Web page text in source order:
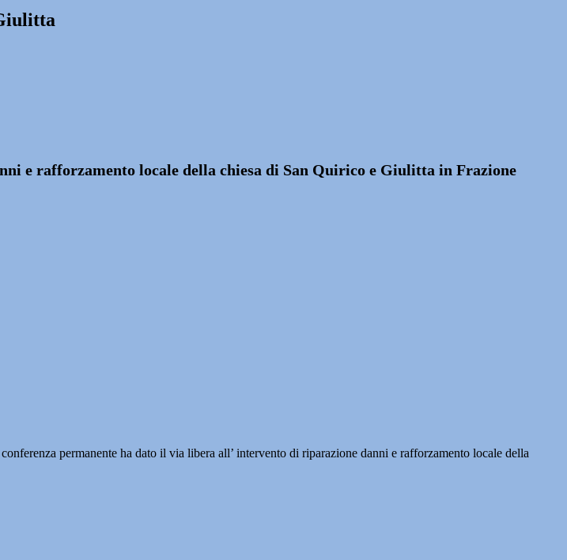
e rafforzamento locale della chiesa di San Quirico e Giulitta in Frazione
permanente ha dato il via libera all’ intervento di riparazione danni e rafforzamento locale della